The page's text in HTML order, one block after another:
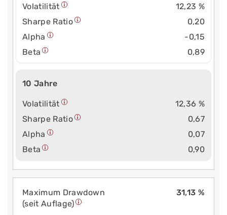
Volatilität
12,23 %
Sharpe Ratio
0,20
Alpha
-0,15
Beta
0,89
10 Jahre
Volatilität
12,36 %
Sharpe Ratio
0,67
Alpha
0,07
Beta
0,90
Maximum Drawdown
(seit Auflage)
31,13 %